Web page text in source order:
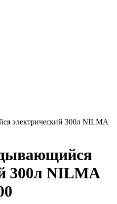
электрический 300л NILMA
300л NILMA